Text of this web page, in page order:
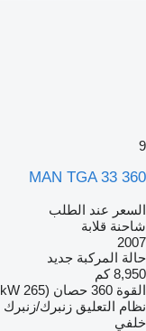
9
MAN TGA 33 360
السعر عند الطلب
شاحنة قلابة
2007
حالة المركبة جديد
8,950 كم
القوة 360 حصان (265 kW)
نظام التعليق زنبرك/زنبرك
خلفي